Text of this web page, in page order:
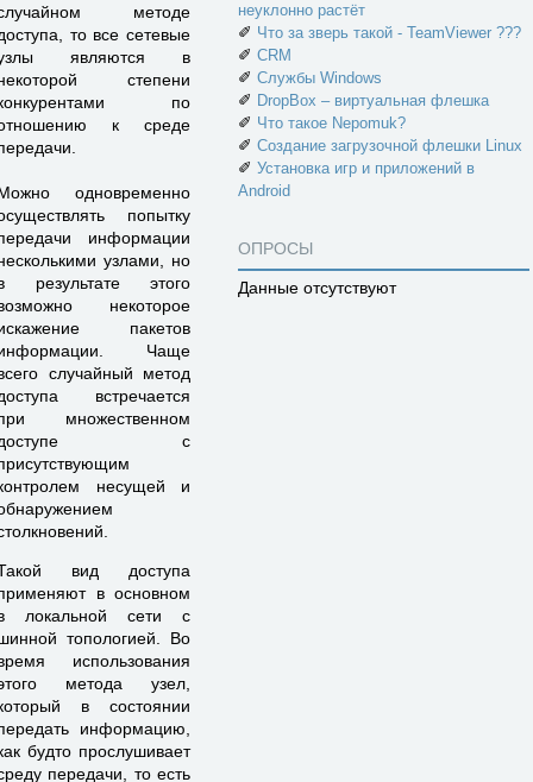
методе
то все сетевые
являются в
степени
по
к среде
одновременно
попытку
информации
узлами, но
результате этого
некоторое
пакетов
Чаще
случайный метод
встречается
множественном
с
несущей и
вид доступа
в основном
локальной сети с
топологией. Во
использования
метода узел,
в состоянии
информацию,
будто прослушивает
передачи, то есть
неуклонно растёт
✐ Что за зверь такой - TeamViewer ???
✐ CRM
✐ Службы Windows
✐ DropBox – виртуальная флешка
✐ Что такое Nepomuk?
✐ Создание загрузочной флешки Linux
✐ Установка игр и приложений в
Android
ОПРОСЫ
Данные отсутствуют